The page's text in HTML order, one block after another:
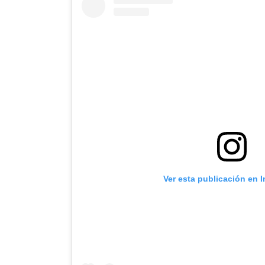
Ver esta publicación en